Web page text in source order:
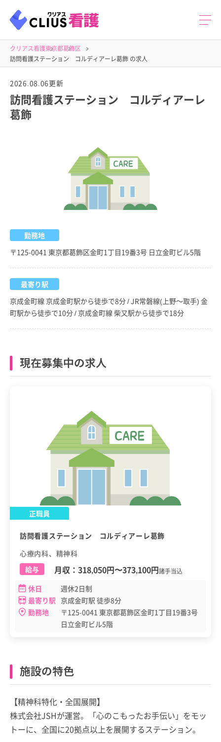
クリアス看護東京都葛飾区
訪問看護ステーション コルディアーレ葛飾 の求人
2026.08.06更新
訪問看護ステーション コルディアーレ
葛飾
勤務地
〒125-0041 東京都葛飾区金町1丁目19番3号 日立金町ビル5階
最寄り駅
京成金町線 京成金町駅から徒歩で8分 / JR常磐線(上野～取手) 金
町駅から徒歩で10分 / 京成金町線 柴又駅から徒歩で18分
現在募集中の求人
正職員
訪問看護ステーション コルディアーレ葛飾
心療内科、精神科
給与
月収： 318,050円〜373,100円諸手当込
休日
週休2日制
最寄り駅 京成金町駅 徒歩8分
勤務地
〒125-0041 東京都葛飾区金町1丁目19番3号
日立金町ビル5階
施設の特色
【精神科特化・全国展開】
株式会社JSHが運営。「心のこもったお手伝い」をモッ
トーに、全国に20拠点以上を展開するステーション。